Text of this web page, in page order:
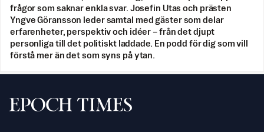
frågor som saknar enkla svar. Josefin Utas och prästen
Yngve Göransson leder samtal med gäster som delar
erfarenheter, perspektiv och idéer – från det djupt
personliga till det politiskt laddade. En podd för dig som vill
förstå mer än det som syns på ytan.
Svenska Epoch Times